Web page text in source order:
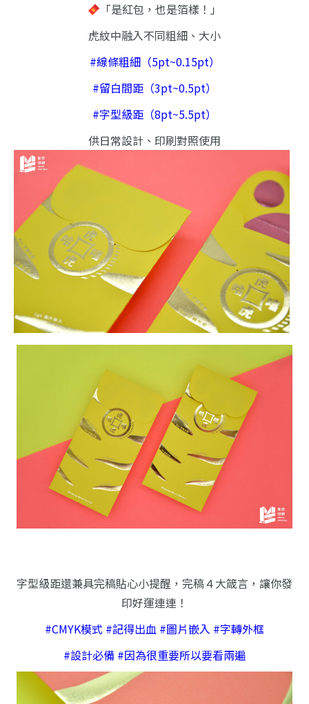
「是紅包，也是箔樣！」
虎紋中融入不同粗細、大小
#線條粗細（5pt~0.15pt）
#留白間距（3pt~0.5pt）
#字型級距（8pt~5.5pt）
供日常設計、印刷對照使用
字型級距還兼具完稿貼心小提醒，完稿４大箴言，讓你發
印好運連連！
#CMYK模式 #記得出血 #圖片嵌入 #字轉外框
#設計必備 #因為很重要所以要看兩遍